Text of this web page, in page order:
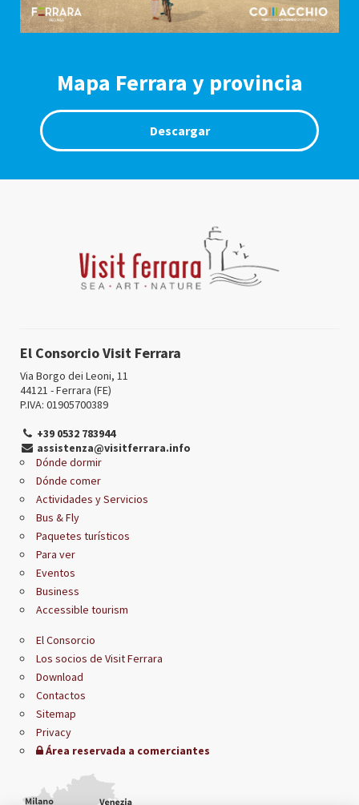
Mapa Ferrara y provincia
Descargar
El Consorcio Visit Ferrara
Via Borgo dei Leoni, 11
44121 - Ferrara (FE)
P.IVA: 01905700389
+39 0532 783944
assistenza@visitferrara.info
Dónde dormir
Dónde comer
Actividades y Servicios
Bus & Fly
Paquetes turísticos
Para ver
Eventos
Business
Accessible tourism
El Consorcio
Los socios de Visit Ferrara
Download
Contactos
Sitemap
Privacy
Área reservada a comerciantes